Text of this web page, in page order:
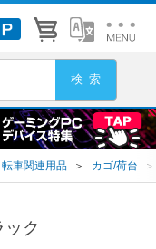
転車関連用品 ＞ カゴ/荷台 ＞
ク